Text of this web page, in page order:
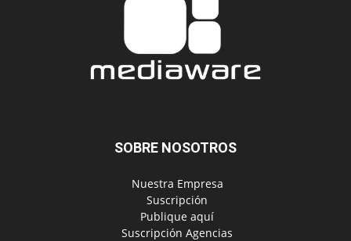
SOBRE NOSOTROS
‎ Nuestra Empresa
‎ Suscripción
‎ Publique aquí
‎ Suscripción Agencias